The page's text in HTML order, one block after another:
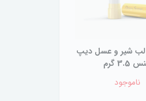
لب شیر و عسل دیپ
گرم
ناموجود